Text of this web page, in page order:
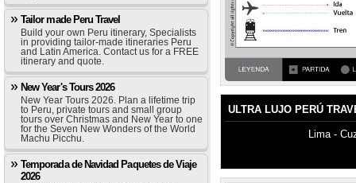
Tailor made Peru Travel
Build your own Peru itinerary, Specialists
in providing tailor-made itineraries Peru
and Latin America. Contact us for a FREE
itinerary and quote.
New Year's Tours 2026
New Year Tours 2026. Plan a lifetime trip
to Peru, private tours and small group
tours over Christmas and New Year to one
for the Seven New Wonders of the World
Machu Picchu.
Temporada de Navidad Paquetes de Viaje
2026
ULTRA LUJO PERÚ
Lima -